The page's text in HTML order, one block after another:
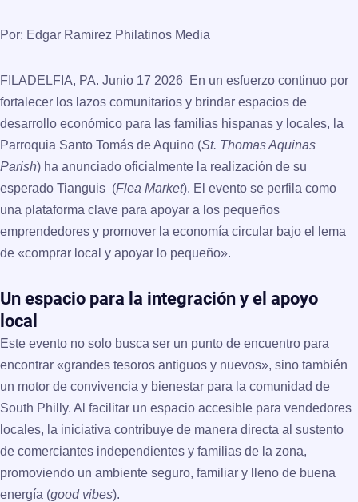
Por: Edgar Ramirez Philatinos Media
FILADELFIA, PA. Junio 17 2026 En un esfuerzo continuo por
fortalecer los lazos comunitarios y brindar espacios de
desarrollo económico para las familias hispanas y locales, la
Parroquia Santo Tomás de Aquino (St. Thomas Aquinas
Parish) ha anunciado oficialmente la realización de su
esperado Tianguis (Flea Market). El evento se perfila como
una plataforma clave para apoyar a los pequeños
emprendedores y promover la economía circular bajo el lema
de «comprar local y apoyar lo pequeño».
Un espacio para la integración y el apoyo
local
Este evento no solo busca ser un punto de encuentro para
encontrar «grandes tesoros antiguos y nuevos», sino también
un motor de convivencia y bienestar para la comunidad de
South Philly. Al facilitar un espacio accesible para vendedores
locales, la iniciativa contribuye de manera directa al sustento
de comerciantes independientes y familias de la zona,
promoviendo un ambiente seguro, familiar y lleno de buena
energía (good vibes).